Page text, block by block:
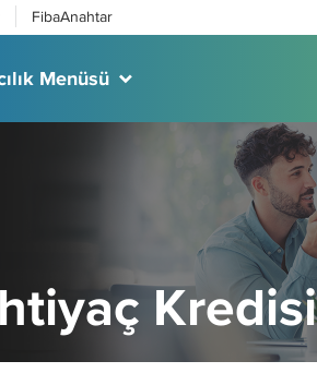
Kredisi
FibaAnahtar
Menüsü